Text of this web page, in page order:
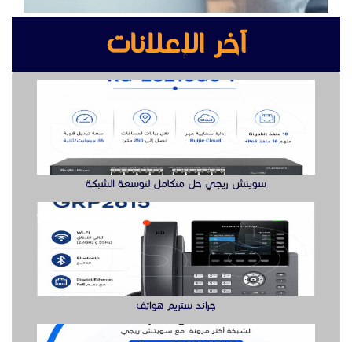
جراند ستريم هواتف
سويتش ريجي لشبكة أكثر مرونة هنا